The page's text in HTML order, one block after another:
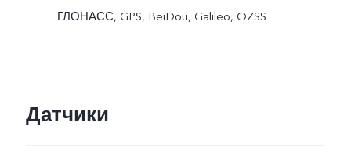
ГЛОНАСС, GPS, BeiDou, Galileo, QZSS
Датчики